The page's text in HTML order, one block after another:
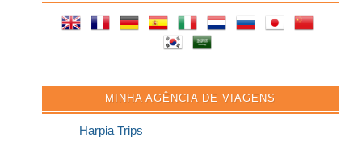
MINHA AGÊNCIA DE VIAGENS
Harpia Trips